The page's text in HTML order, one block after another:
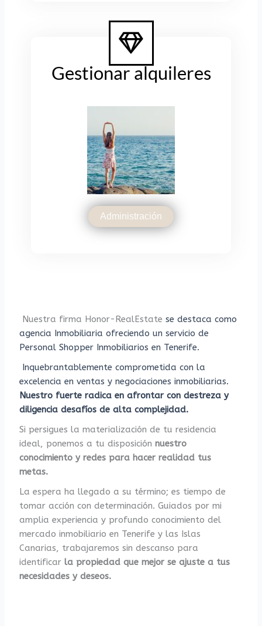
Gestionar alquileres
Administración
Nuestra firma Honor-RealEstate se destaca como
agencia Inmobiliaria ofreciendo un servicio de
Personal Shopper Inmobiliarios en Tenerife.
Inquebrantablemente comprometida con la
excelencia en ventas y negociaciones inmobiliarias.
Nuestro fuerte radica en afrontar con destreza y
diligencia desafíos de alta complejidad.
Si persigues la materialización de tu residencia
ideal, ponemos a tu disposiciónnuestro
conocimiento y redes para hacer realidad tus
metas.
La espera ha llegado a su término; es tiempo de
tomar acción con determinación. Guiados por mi
amplia experiencia y profundo conocimiento del
mercado inmobiliario en Tenerife y las Islas
Canarias, trabajaremos sin descanso para
identificarla propiedad que mejor se ajuste a tus
necesidades y deseos.